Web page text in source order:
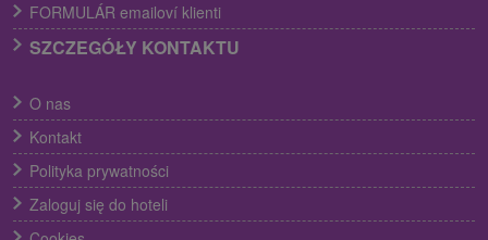
FORMULÁR emailoví klienti
SZCZEGÓŁY KONTAKTU
O nas
Kontakt
Polityka prywatności
Zaloguj się do hoteli